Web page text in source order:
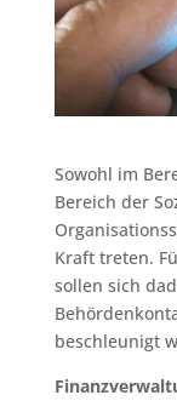
Sowohl im
Bereich der
Kraft treten.
sollen sich
beschleunigt